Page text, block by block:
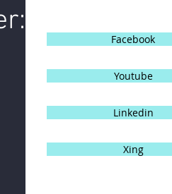
Facebook
Youtube
Linkedin
Xing